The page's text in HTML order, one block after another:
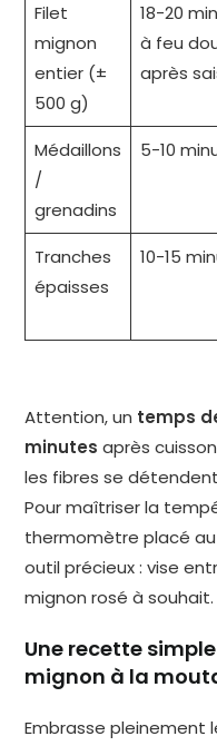
Filet
mignon
entier (±
500 g)
18-20
à feu
après
Médaillons
/
grenadins
5-10
Tranches
épaisses
10-15
Attention, un temps
minutes après
les fibres se
Pour maîtriser la
thermomètre placé
outil précieux : vise
mignon rosé à souhait.
Une recette
mignon à la
Embrasse pleinement